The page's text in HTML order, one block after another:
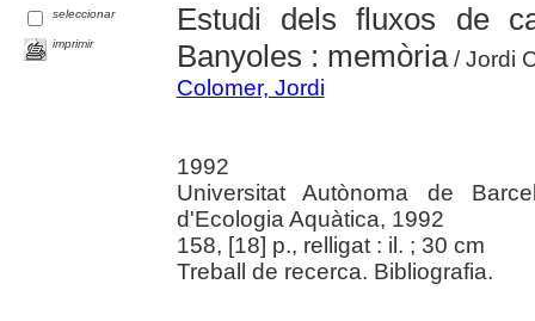
seleccionar
imprimir
Estudi dels fluxos de
Banyoles : memòria/ Jordi
Colomer, Jordi
1992
Universitat Autònoma de
d'Ecologia Aquàtica, 1992
158, [18] p., relligat : il. ; 30 cm
Treball de recerca. Bibliografia.